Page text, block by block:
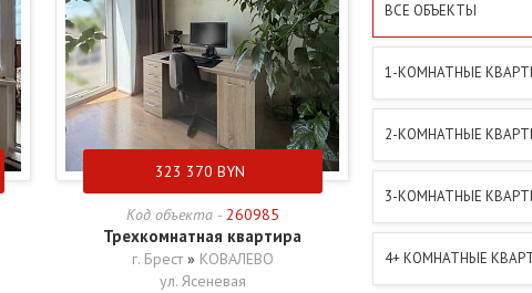
ВСЕ ОБЪЕКТЫ
1-КОМНАТНЫЕ
2-КОМНАТНЫЕ
3-КОМНАТНЫЕ
4+ КОМНАТНЫЕ
323 370 BYN
Код объекта - 260985
Трехкомнатная квартира
г. Брест » КОВАЛЕВО
ул. Ясеневая